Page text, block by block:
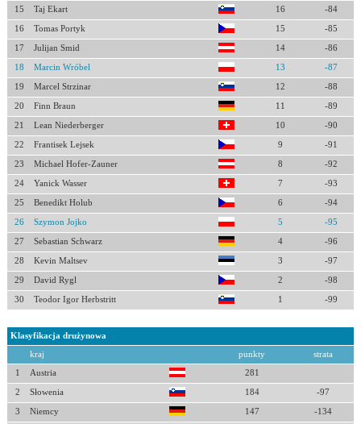
15 Taj Ekart 16 -84
16 Tomas Portyk 15 -85
17 Julijan Smid 14 -86
18 Marcin Wróbel 13 -87
19 Marcel Strzinar 12 -88
20 Finn Braun 11 -89
21 Lean Niederberger 10 -90
22 Frantisek Lejsek 9 -91
23 Michael Hofer-Zauner 8 -92
24 Yanick Wasser 7 -93
25 Benedikt Holub 6 -94
26 Szymon Jojko 5 -95
27 Sebastian Schwarz 4 -96
28 Kevin Maltsev 3 -97
29 David Rygl 2 -98
30 Teodor Igor Herbstritt 1 -99
Klasyfikacja drużynowa
kraj punkty strata
1 Austria 281
2 Słowenia 184 -97
3 Niemcy 147 -134